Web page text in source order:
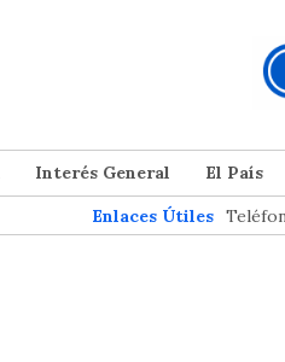
Interés General El País
Enlaces Útiles